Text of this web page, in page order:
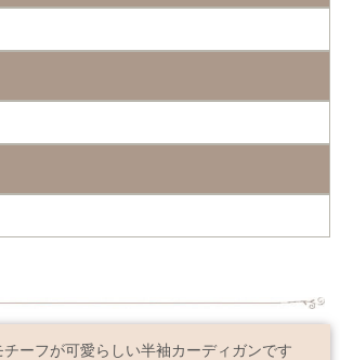
ーフが可愛らしい半袖カーディガンです